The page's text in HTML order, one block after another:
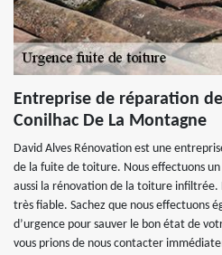
Entreprise de réparation
Conilhac De La Montagne
David Alves Rénovation est une
de la fuite de toiture. Nous effectuons
aussi la rénovation de la toiture infiltrée.
très fiable. Sachez que nous effectuons
d’urgence pour sauver le bon état de
vous prions de nous contacter